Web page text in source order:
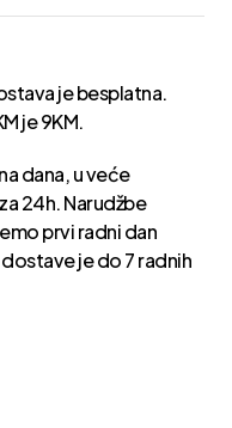
je besplatna.
je 9KM.
dana, u veće
24h. Narudžbe
prvi radni dan
je do 7 radnih